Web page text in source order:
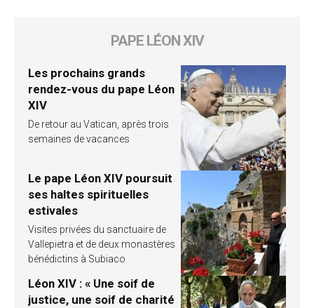
PAPE LÉON XIV
Les prochains grands
rendez-vous du pape Léon
XIV
De retour au Vatican, après trois
semaines de vacances
Le pape Léon XIV poursuit
ses haltes spirituelles
estivales
Visites privées du sanctuaire de
Vallepietra et de deux monastères
bénédictins à Subiaco
Léon XIV : « Une soif de
justice, une soif de charité